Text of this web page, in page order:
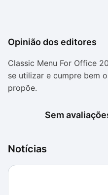
Opinião dos editores
Classic Menu For Office
se utilizar e cumpre bem
propõe.
Sua interface é
com os programas
rápidas, e evitando que o
Muitas pessoas não
Sem
Notícias